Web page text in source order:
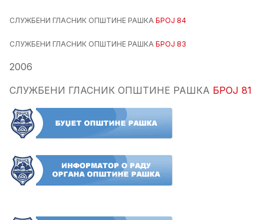
СЛУЖБЕНИ ГЛАСНИК ОПШТИНЕ РАШКА БРОЈ 84
СЛУЖБЕНИ ГЛАСНИК ОПШТИНЕ РАШКА БРОЈ 83
2006
СЛУЖБЕНИ ГЛАСНИК ОПШТИНЕ РАШКА БРОЈ 81